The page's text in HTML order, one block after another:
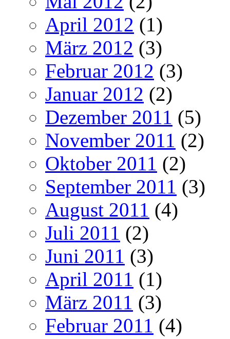
April 2012 (1)
März 2012 (3)
Februar 2012 (3)
Januar 2012 (2)
Dezember 2011 (5)
November 2011 (2)
Oktober 2011 (2)
September 2011 (3)
August 2011 (4)
Juli 2011 (2)
Juni 2011 (3)
April 2011 (1)
März 2011 (3)
Februar 2011 (4)